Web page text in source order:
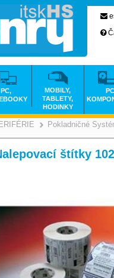
>
Pokladničné
štítky
PC,
MOBILY,
TABLETY,
HODINKY
PC